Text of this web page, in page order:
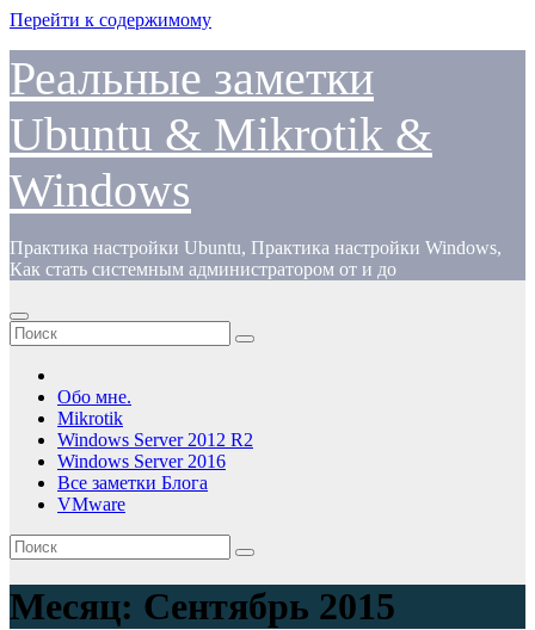
Перейти к содержимому
Реальные заметки
Ubuntu & Mikrotik &
Windows
Практика настройки Ubuntu, Практика настройки Windows,
Как стать системным администратором от и до
Обо мне.
Mikrotik
Windows Server 2012 R2
Windows Server 2016
Все заметки Блога
VMware
Месяц: Сентябрь 2015